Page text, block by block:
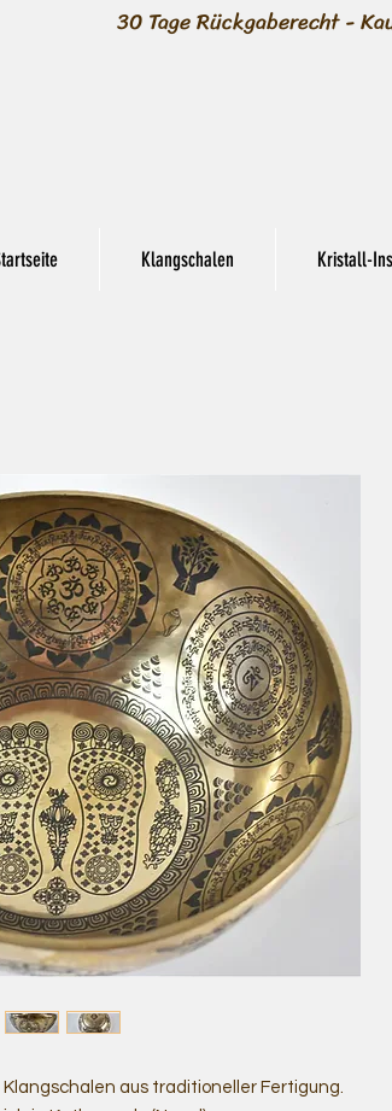
30 Tage Rückgaberecht -
Klangschalen Kristall-
aus traditioneller Fertigung.